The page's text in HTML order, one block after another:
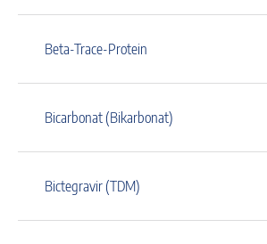
Beta-Trace-Protein
Bicarbonat (Bikarbonat)
Bictegravir (TDM)